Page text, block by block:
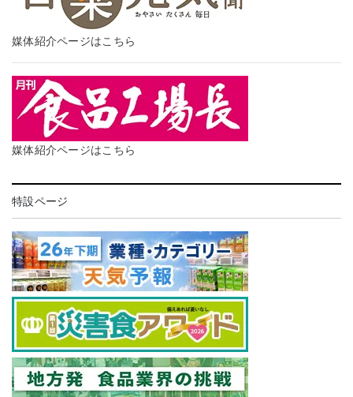
媒体紹介ページはこちら
媒体紹介ページはこちら
特設ページ